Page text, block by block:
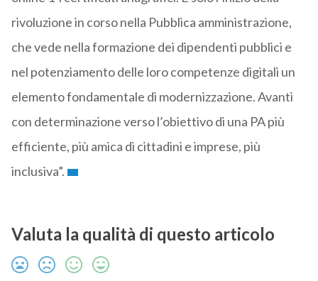
rivoluzione in corso nella Pubblica amministrazione,
che vede nella formazione dei dipendenti pubblici e
nel potenziamento delle loro competenze digitali un
elemento fondamentale di modernizzazione. Avanti
con determinazione verso l’obiettivo di una PA più
efficiente, più amica di cittadini e imprese, più
inclusiva”.
Valuta la qualità di questo articolo